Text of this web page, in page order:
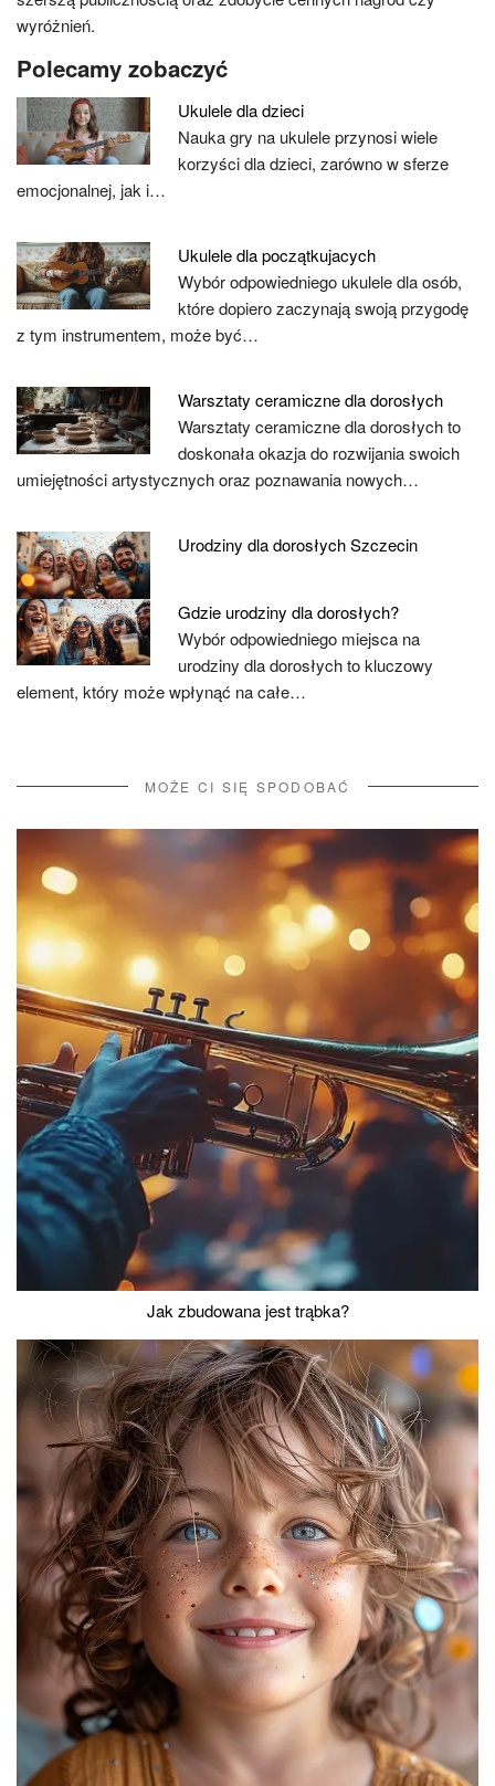
wyróżnień.
Polecamy zobaczyć
Ukulele dla dzieci
Nauka gry na ukulele przynosi wiele
korzyści dla dzieci, zarówno w sferze
emocjonalnej, jak i…
Ukulele dla początkujacych
Wybór odpowiedniego ukulele dla osób,
które dopiero zaczynają swoją przygodę
z tym instrumentem, może być…
Warsztaty ceramiczne dla dorosłych
Warsztaty ceramiczne dla dorosłych to
doskonała okazja do rozwijania swoich
umiejętności artystycznych oraz poznawania nowych…
Urodziny dla dorosłych Szczecin
Gdzie urodziny dla dorosłych?
Wybór odpowiedniego miejsca na
urodziny dla dorosłych to kluczowy
element, który może wpłynąć na całe…
MOŻE CI SIĘ SPODOBAĆ
Jak zbudowana jest trąbka?